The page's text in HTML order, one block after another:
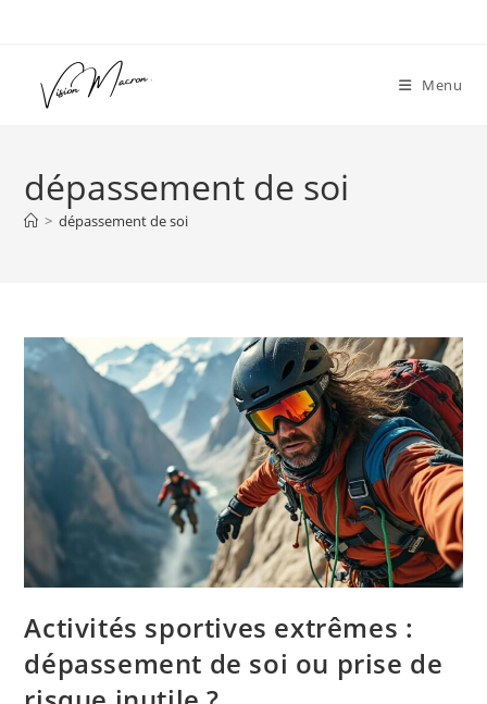
Menu
dépassement de soi
> dépassement de soi
Activités sportives extrêmes :
dépassement de soi ou prise de